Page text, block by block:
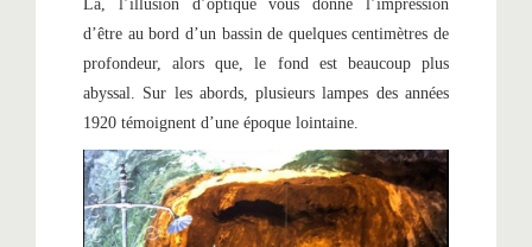
Là, l’illusion d’optique vous donne l’impression
d’être au bord d’un bassin de quelques centimètres de
profondeur, alors que, le fond est beaucoup plus
abyssal. Sur les abords, plusieurs lampes des années
1920 témoignent d’une époque lointaine.